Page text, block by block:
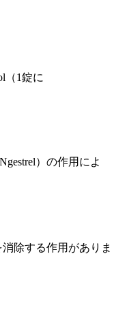
（1錠に
）の作用によ
除する作用がありま